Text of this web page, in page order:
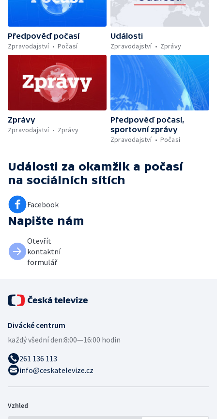
Předpověď počasí
Zpravodajství
Počasí
Události
Zpravodajství
Zprávy
Zprávy
Zpravodajství
Zprávy
Předpověď počasí,
sportovní zprávy
Zpravodajství
Počasí
Události za okamžik a počasí
na sociálních sítích
Facebook
Napište nám
Otevřít
kontaktní
formulář
Divácké centrum
každý všední den:8:00—16:00 hodin
261 136 113
info@ceskatelevize.cz
Vzhled